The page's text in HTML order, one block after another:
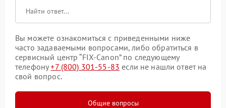
Вы можете ознакомиться с приведенными ниже
часто задаваемыми вопросами, либо обратиться в
сервисный центр “FIX-Canon” по следующему
телефону+7 (800) 301-55-83 если не нашли ответ на
свой вопрос.
Общие вопросы